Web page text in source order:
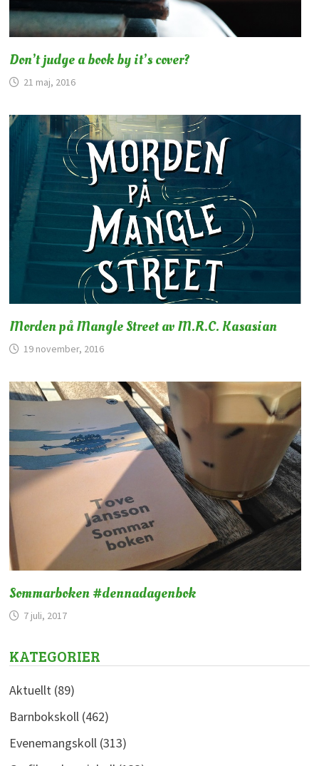
Don’t judge a book by it’s cover?
21 maj, 2016
Morden på Mangle Street av M.R.C. Kasasian
19 november, 2016
Sommarboken #dennadagenbok
7 juli, 2017
KATEGORIER
Aktuellt(89)
Barnbokskoll(462)
Evenemangskoll(313)